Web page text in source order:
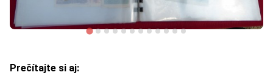
Prečítajte si aj: